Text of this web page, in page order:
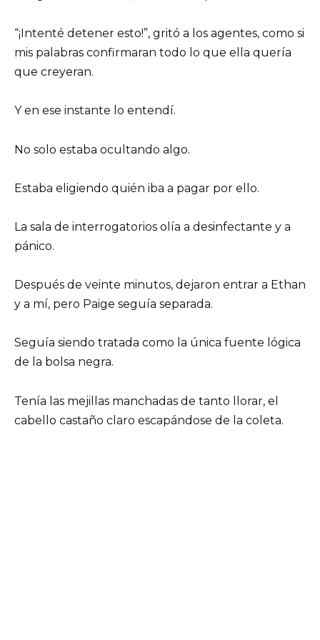
“¡Intenté detener esto!”, gritó a los agentes, como si
mis palabras confirmaran todo lo que ella quería
que creyeran.
Y en ese instante lo entendí.
No solo estaba ocultando algo.
Estaba eligiendo quién iba a pagar por ello.
La sala de interrogatorios olía a desinfectante y a
pánico.
Después de veinte minutos, dejaron entrar a Ethan
y a mí, pero Paige seguía separada.
Seguía siendo tratada como la única fuente lógica
de la bolsa negra.
Tenía las mejillas manchadas de tanto llorar, el
cabello castaño claro escapándose de la coleta.